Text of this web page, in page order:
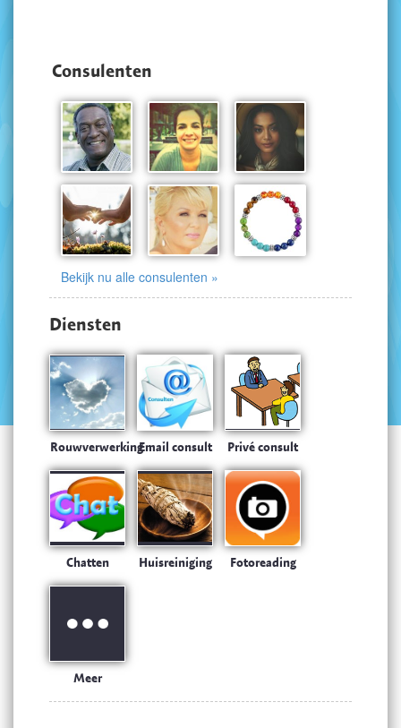
Consulenten
Bekijk nu alle consulenten »
Diensten
RouwverwerkingEmail consult Privé consult
Chatten Huisreiniging Fotoreading
Meer